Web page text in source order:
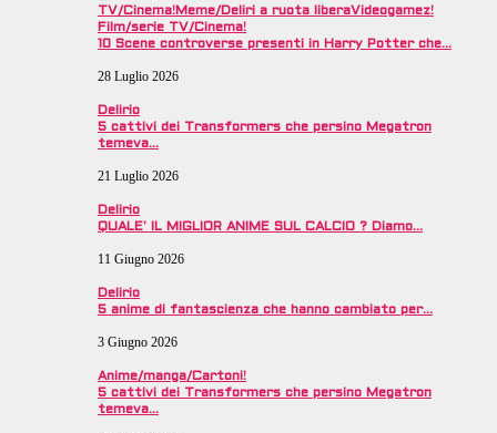
TV/Cinema!Meme/Deliri a ruota liberaVideogamez!
Film/serie TV/Cinema!
10 Scene controverse presenti in Harry Potter che…
28 Luglio 2026
Delirio
5 cattivi dei Transformers che persino Megatron
temeva…
21 Luglio 2026
Delirio
QUALE’ IL MIGLIOR ANIME SUL CALCIO ? Diamo…
11 Giugno 2026
Delirio
5 anime di fantascienza che hanno cambiato per…
3 Giugno 2026
Anime/manga/Cartoni!
5 cattivi dei Transformers che persino Megatron
temeva…